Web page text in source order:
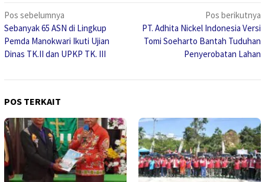
Navigasi
pos
Pos sebelumnya
Sebanyak 65 ASN di Lingkup
Pemda Manokwari Ikuti Ujian
Dinas TK.II dan UPKP TK. III
Pos berikutnya
PT. Adhita Nickel Indonesia Versi
Tomi Soeharto Bantah Tuduhan
Penyerobatan Lahan
POS TERKAIT